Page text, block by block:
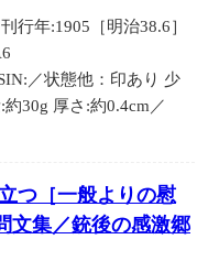
行年:1905［明治38.6］
／状態他：印あり 少
30g 厚さ:約0.4cm／
つ［一般よりの慰
文集／銃後の感激郷